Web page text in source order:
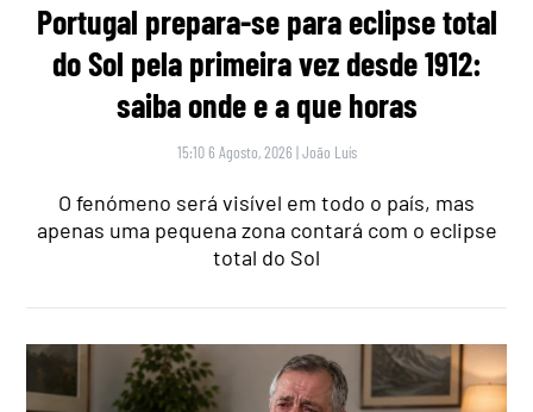
Portugal prepara-se para eclipse total
do Sol pela primeira vez desde 1912:
saiba onde e a que horas
15:10 6 Agosto, 2026 |João Luís
O fenómeno será visível em todo o país, mas
apenas uma pequena zona contará com o eclipse
total do Sol